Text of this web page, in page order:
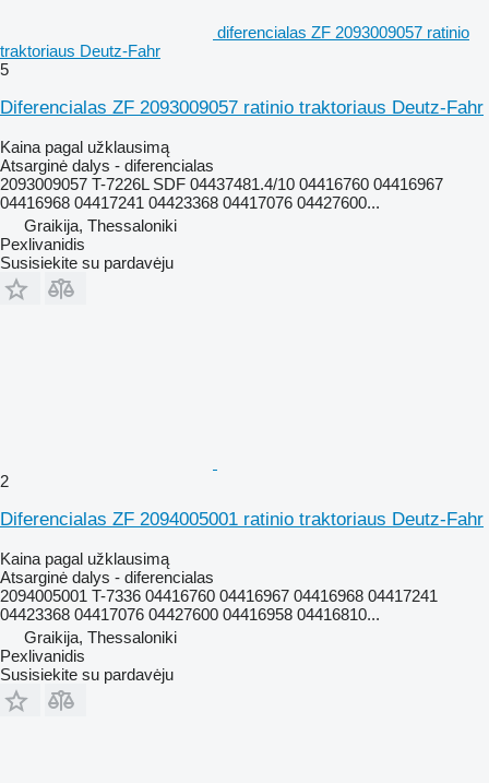
diferencialas ZF 2093009057 ratinio
traktoriaus Deutz-Fahr
5
Diferencialas ZF 2093009057 ratinio traktoriaus Deutz-Fahr
Kaina pagal užklausimą
Atsarginė dalys - diferencialas
2093009057 T-7226L SDF 04437481.4/10 04416760 04416967
04416968 04417241 04423368 04417076 04427600...
Graikija, Thessaloniki
Pexlivanidis
Susisiekite su pardavėju
2
Diferencialas ZF 2094005001 ratinio traktoriaus Deutz-Fahr
Kaina pagal užklausimą
Atsarginė dalys - diferencialas
2094005001 T-7336 04416760 04416967 04416968 04417241
04423368 04417076 04427600 04416958 04416810...
Graikija, Thessaloniki
Pexlivanidis
Susisiekite su pardavėju